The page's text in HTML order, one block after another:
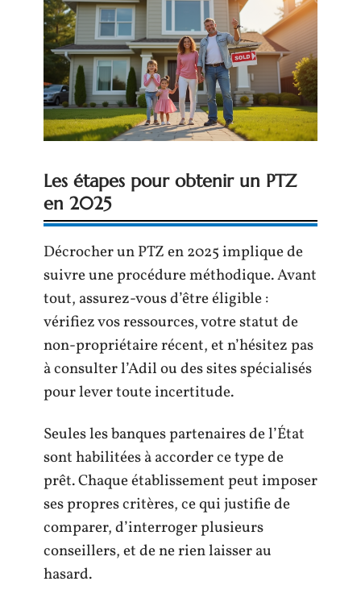
Les étapes pour obtenir un PTZ
en 2025
Décrocher un PTZ en 2025 implique de
suivre une procédure méthodique. Avant
tout, assurez-vous d’être éligible :
vérifiez vos ressources, votre statut de
non-propriétaire récent, et n’hésitez pas
à consulter l’Adil ou des sites spécialisés
pour lever toute incertitude.
Seules les banques partenaires de l’État
sont habilitées à accorder ce type de
prêt. Chaque établissement peut imposer
ses propres critères, ce qui justifie de
comparer, d’interroger plusieurs
conseillers, et de ne rien laisser au
hasard.